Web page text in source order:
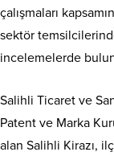
çalışmaları
sektör
incelemelerde
Salihli Ticaret ve
Patent ve Marka
alan Salihli Kirazı,